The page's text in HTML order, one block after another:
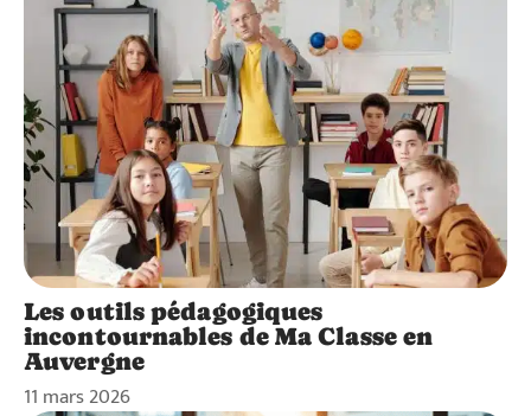
Les outils pédagogiques
incontournables de Ma Classe en
Auvergne
11 mars 2026